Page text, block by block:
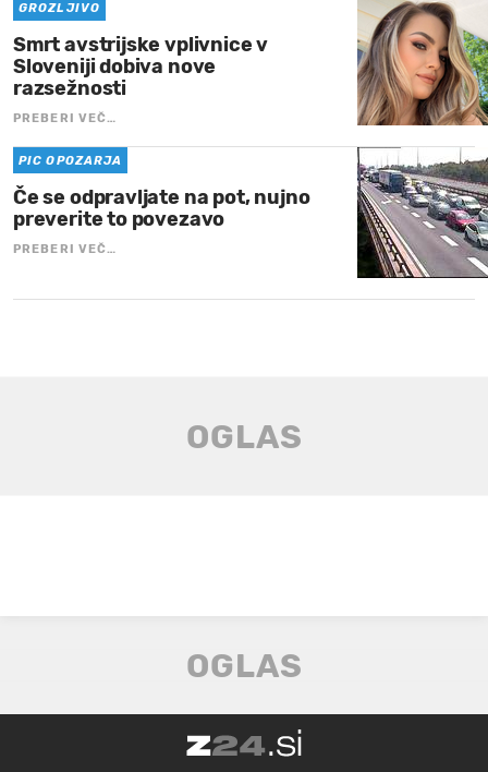
GROZLJIVO
Smrt avstrijske vplivnice v
Sloveniji dobiva nove
razsežnosti
PREBERI VEČ…
PIC OPOZARJA
Če se odpravljate na pot, nujno
preverite to povezavo
PREBERI VEČ…